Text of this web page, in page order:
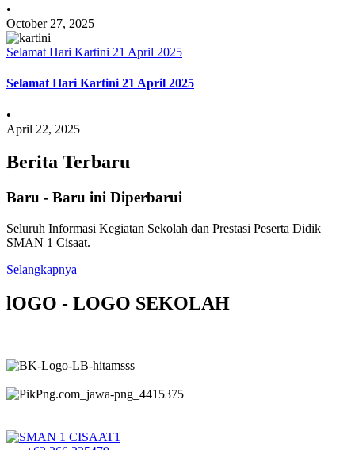
•
October 27, 2025
Selamat Hari Kartini 21 April 2025
Selamat Hari Kartini 21 April 2025
•
April 22, 2025
Berita Terbaru
Baru - Baru ini Diperbarui
Seluruh Informasi Kegiatan Sekolah dan Prestasi Peserta Didik
SMAN 1 Cisaat.
Selangkapnya
lOGO - LOGO SEKOLAH